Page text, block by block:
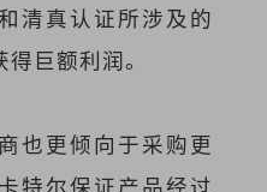
清真认证所涉及的
巨额利润。
也更倾向于采购更
特尔保证产品经过